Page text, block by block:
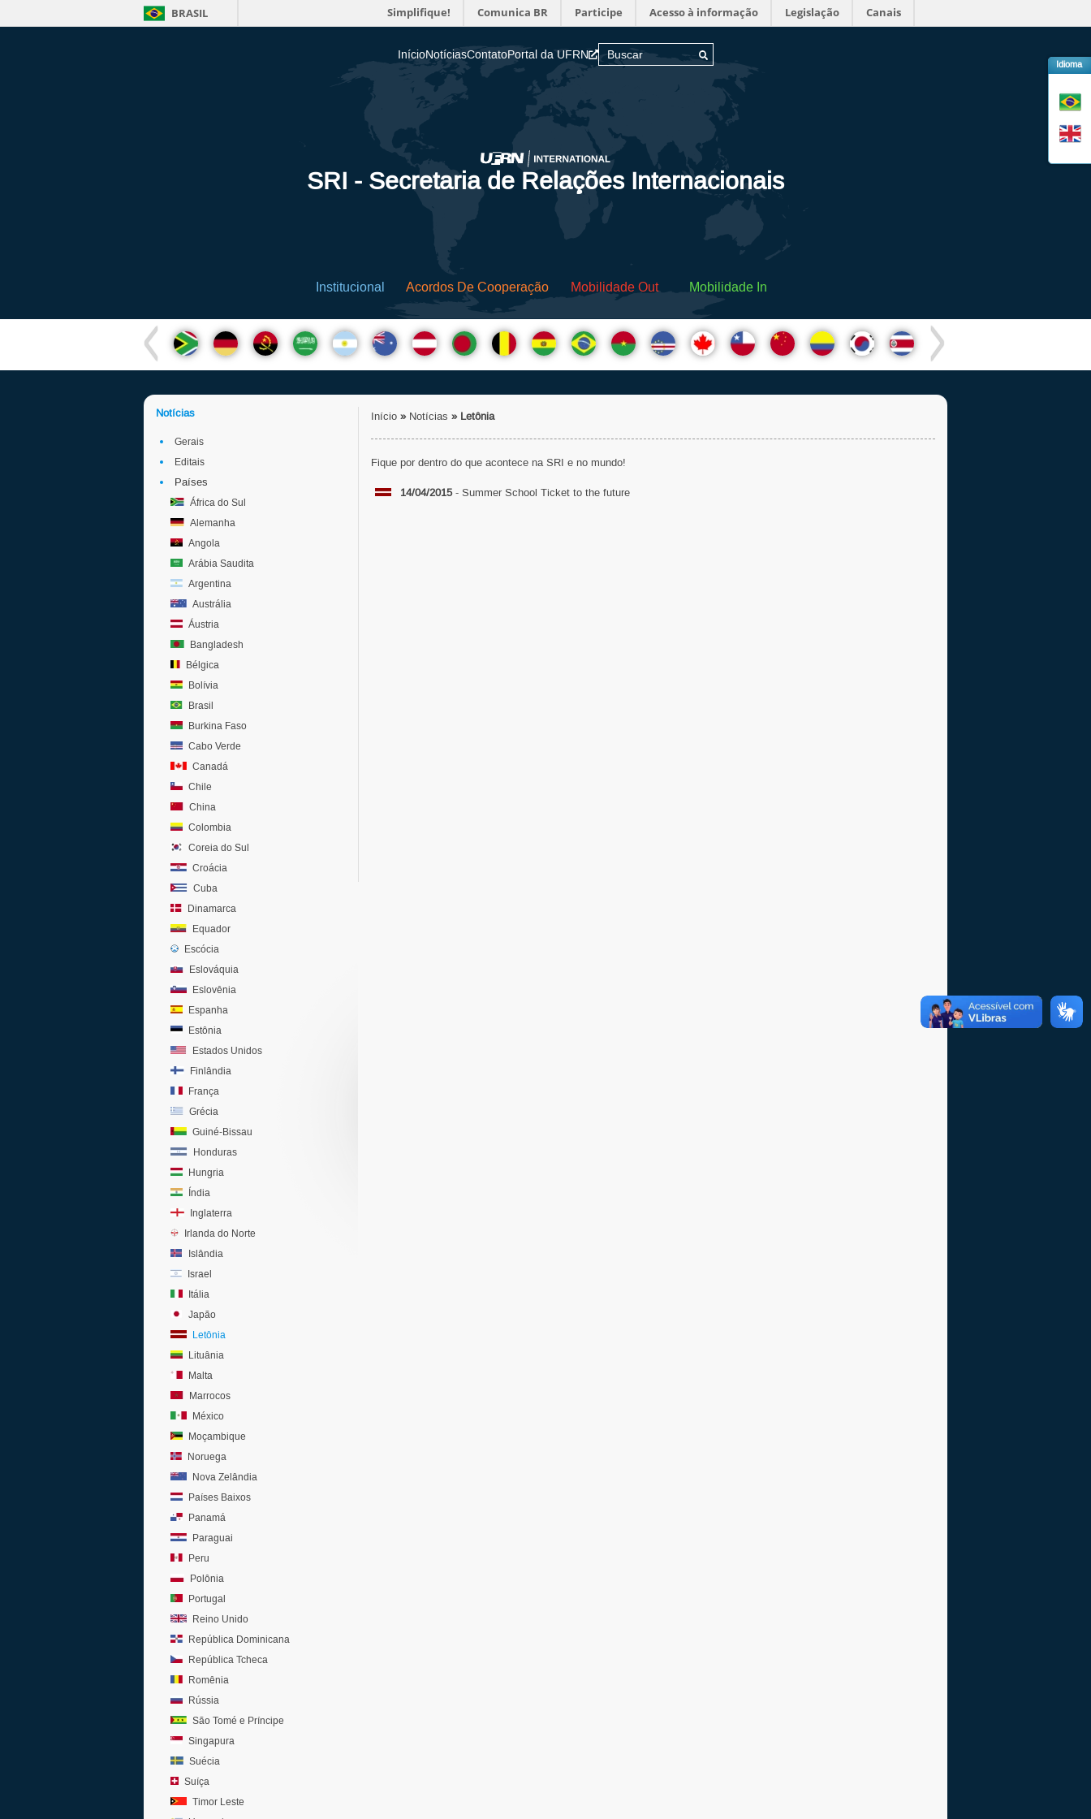
BRASIL Simplifique! Comunica BR Participe Acesso à informação Legislação Canais
Idioma
InícioNotíciasContatoPortal da UFRN
SRI - Secretaria de Relações Internacionais
Institucional Acordos De Cooperação Mobilidade Out Mobilidade In
Notícias
Gerais
Editais
Países
África do Sul
Alemanha
Angola
Arábia Saudita
Argentina
Austrália
Áustria
Bangladesh
Bélgica
Bolívia
Brasil
Burkina Faso
Cabo Verde
Canadá
Chile
China
Colombia
Coreia do Sul
Croácia
Cuba
Dinamarca
Equador
Escócia
Eslováquia
Eslovênia
Espanha
Estônia
Estados Unidos
Finlândia
França
Grécia
Guiné-Bissau
Honduras
Hungria
Índia
Inglaterra
Irlanda do Norte
Islândia
Israel
Itália
Japão
Letônia
Lituânia
Malta
Marrocos
México
Moçambique
Noruega
Nova Zelândia
Países Baixos
Panamá
Paraguai
Peru
Polônia
Portugal
Reino Unido
República Dominicana
República Tcheca
Romênia
Rússia
São Tomé e Príncipe
Singapura
Suécia
Suíça
Timor Leste
Início »Notícias » Letônia
Fique por dentro do que acontece na SRI e no mundo!
14/04/2015- Summer School Ticket to the future